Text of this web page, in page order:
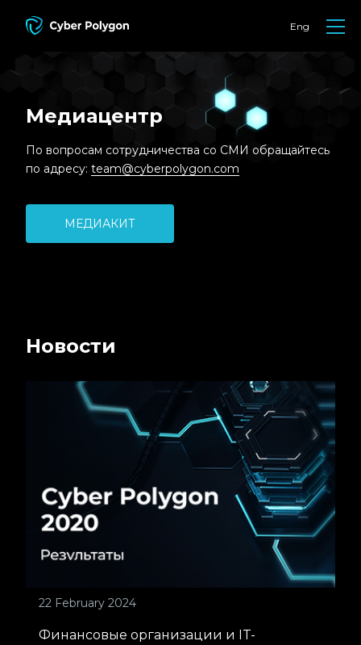
Eng
Медиацентр
По вопросам сотрудничества со СМИ обращайтесь
по адресу: team@cyberpolygon.com
МЕДИАКИТ
Новости
22 February 2024
Финансовые организации и IT-